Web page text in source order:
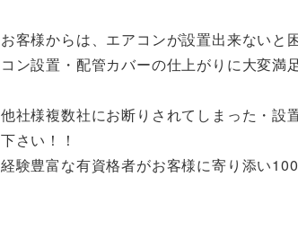
お客様からは、エアコンが設置出来ないと
コン設置・配管カバーの仕上がりに大変満
他社様複数社にお断りされてしまった・設
下さい！！
経験豊富な有資格者がお客様に寄り添い